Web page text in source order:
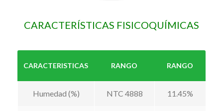
CARACTERÍSTICAS FISICOQUÍMICAS
CARACTERISTICAS RANGO RANGO
Humedad (%) NTC 4888 11.45%